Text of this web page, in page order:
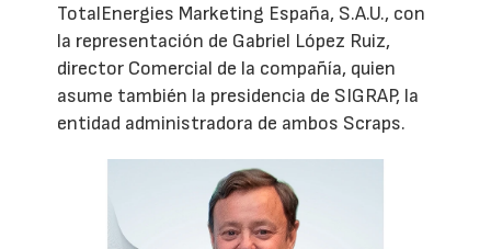
TotalEnergies Marketing España, S.A.U., con
la representación de Gabriel López Ruiz,
director Comercial de la compañía, quien
asume también la presidencia de SIGRAP, la
entidad administradora de ambos Scraps.